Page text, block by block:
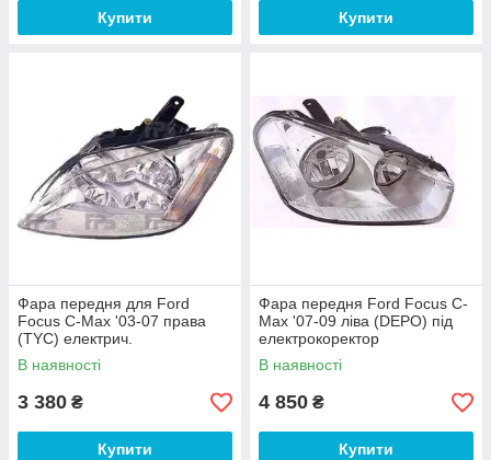
Купити Купити
Фара передня для Ford
Focus C-Max '03-07 права
(TYC) електрич.
В наявності
3 380 ₴
Купити
Фара передня Ford Focus C-
Max '07-09 ліва (DEPO) під
електрокоректор
В наявності
4 850 ₴
Купити